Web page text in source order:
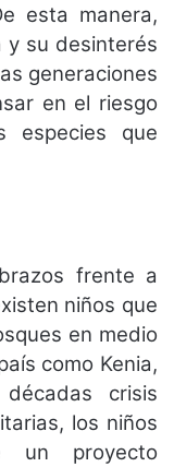
esta manera,
y su desinterés
generaciones
en el riesgo
especies que
frente a
niños que
en medio
como Kenia,
crisis
los niños
un proyecto